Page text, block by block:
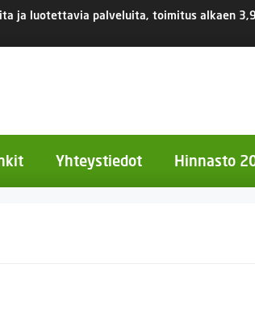
ja luotettavia palveluita, toimitus alkaen
Yhteystiedot Hinnasto